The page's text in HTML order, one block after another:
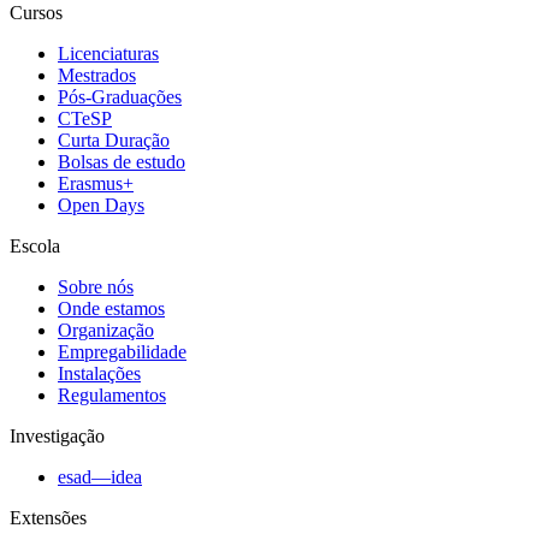
Cursos
Licenciaturas
Mestrados
Pós-Graduações
CTeSP
Curta Duração
Bolsas de estudo
Erasmus+
Open Days
Escola
Sobre nós
Onde estamos
Organização
Empregabilidade
Instalações
Regulamentos
Investigação
esad—idea
Extensões